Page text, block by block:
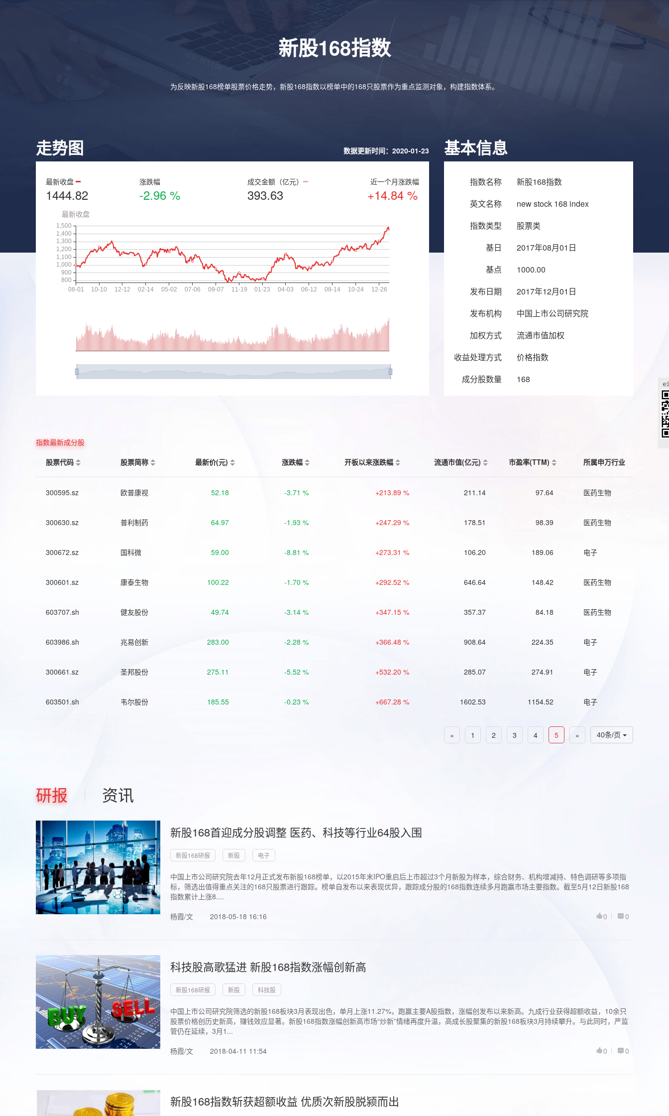
新股168指数
为反映新股168榜单股票价格走势，新股168指数以榜单中的168只股票作为重点监测对象，构建指数体系。
走势图 数据更新时间：2020-01-23
最新收盘
1444.82
涨跌幅
-2.96 %
成交金额（亿元）
393.63
近一个月涨跌幅
+14.84 %
基本信息
指数名称
新股168指数
英文名称
new stock 168 index
指数类型
股票类
基日
2017年08月01日
基点
1000.00
发布日期
2017年12月01日
发布机构
中国上市公司研究院
加权方式
流通市值加权
收益处理方式
价格指数
成分股数量
168
指数最新成分股
股票代码
股票简称 最新价(元) 涨跌幅 开板以来涨跌幅 流通市值(亿元) 市盈率(TTM) 所属申万行业
300595.sz 欧普康视 52.18 -3.71 % +213.89 % 211.14 97.64 医药生物
300630.sz 普利制药 64.97 -1.93 % +247.29 % 178.51 98.39 医药生物
300672.sz 国科微 59.00 -8.81 % +273.31 % 106.20 189.06 电子
300601.sz 康泰生物 100.22 -1.70 % +292.52 % 646.64 148.42 医药生物
603707.sh 健友股份 49.74 -3.14 % +347.15 % 357.37 84.18 医药生物
603986.sh 兆易创新 283.00 -2.28 % +366.48 % 908.64 224.35 电子
300661.sz 圣邦股份 275.11 -5.52 % +532.20 % 285.07 274.91 电子
603501.sh 韦尔股份 185.55 -0.23 % +667.28 % 1602.53 1154.52 电子
40条/页
« 1 2 3 4 5 »
研报 资讯
新股168首迎成分股调整 医药、科技等行业64股入围
新股168研报 新股 电子
中国上市公司研究院去年12月正式发布新股168榜单，以2015年末IPO重启后上市超过3个月新股为样本，综合财务、机构增减持、特色调研等多项指
标，筛选出值得重点关注的168只股票进行跟踪。榜单自发布以来表现优异，跟踪成分股的168指数连续多月跑赢市场主要指数。截至5月12日新股168
指数累计上涨8....
杨霞/文
2018-05-18 16:16 0
0
科技股高歌猛进 新股168指数涨幅创新高
新股168研报 新股 科技股
中国上市公司研究院筛选的新股168板块3月表现出色，单月上涨11.27%，跑赢主要A股指数，涨幅创发布以来新高。九成行业获得超额收益，10余只
股票价格创历史新高，赚钱效应显著。新股168指数涨幅创新高市场“炒新”情绪再度升温，高成长股聚集的新股168板块3月持续攀升。与此同时，严监
管仍在延续，3月1...
杨霞/文
2018-04-11 11:54 0
0
新股168指数斩获超额收益 优质次新股脱颍而出